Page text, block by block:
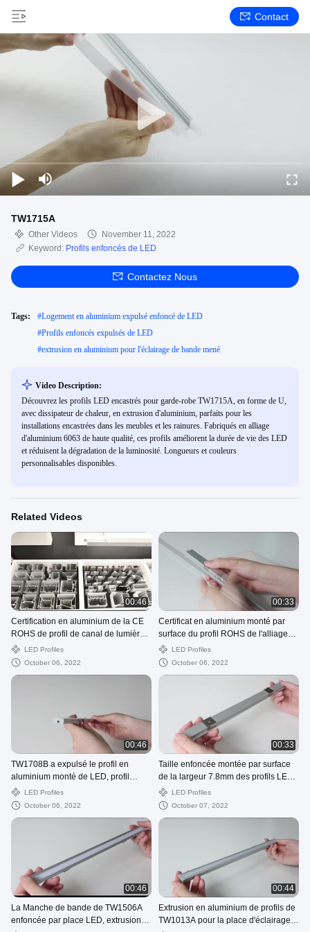
Contact
TW1715A
Other Videos
November 11, 2022
Keyword: Profils enfoncés de LED
Contactez Nous
Tags: #Logement en aluminium expulsé enfoncé de LED
#Profils enfoncés expulsés de LED
#extrusion en aluminium pour l'éclairage de bande mené
Video Description:
Découvrez les profils LED encastrés pour garde-robe TW1715A, en forme de U,
avec dissipateur de chaleur, en extrusion d'aluminium, parfaits pour les
installations encastrées dans les meubles et les rainures. Fabriqués en alliage
d'aluminium 6063 de haute qualité, ces profils améliorent la durée de vie des LED
et réduisent la dégradation de la luminosité. Longueurs et couleurs
personnalisables disponibles.
Related Videos
00:46
Certification en aluminium de la CE
ROHS de profil de canal de lumières
de bande de TW1506B 6063 LED
LED Profiles
October 06, 2022
00:33
Certificat en aluminium monté par
surface du profil ROHS de l'alliage
TW1714B 6063 LED
LED Profiles
October 06, 2022
00:46
TW1708B a expulsé le profil en
aluminium monté de LED, profil
flexible d'escalier avec l'OEM de LED
LED Profiles
October 06, 2022
00:33
Taille enfoncée montée par surface
de la largeur 7.8mm des profils LED
de TW1708A 17mm pour la lumière
de Cabinet
LED Profiles
October 07, 2022
00:46
La Manche de bande de TW1506A
enfoncée par place LED, extrusion
00:44
Extrusion en aluminium de profils de
TW1013A pour la place d'éclairage